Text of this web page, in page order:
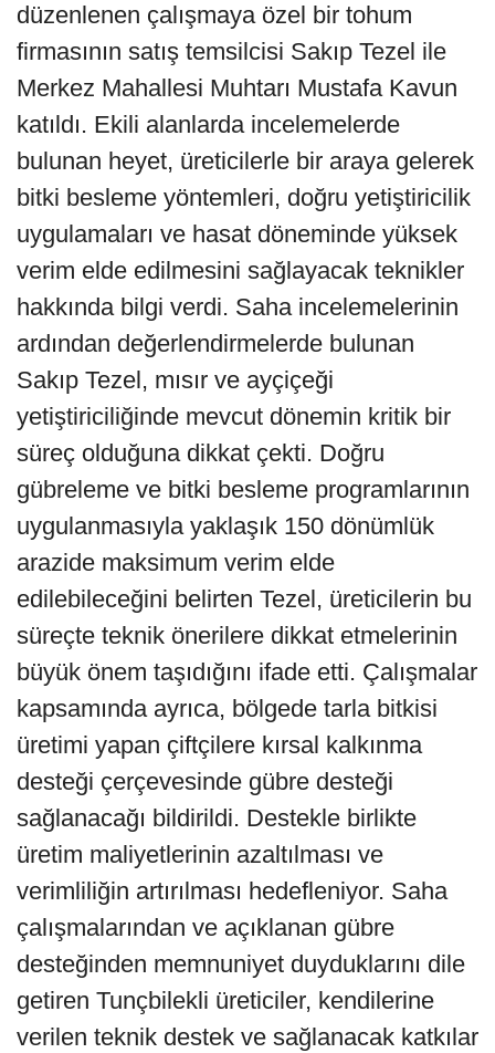
düzenlenen çalışmaya özel bir tohum
firmasının satış temsilcisi Sakıp Tezel ile
Merkez Mahallesi Muhtarı Mustafa Kavun
katıldı. Ekili alanlarda incelemelerde
bulunan heyet, üreticilerle bir araya gelerek
bitki besleme yöntemleri, doğru yetiştiricilik
uygulamaları ve hasat döneminde yüksek
verim elde edilmesini sağlayacak teknikler
hakkında bilgi verdi. Saha incelemelerinin
ardından değerlendirmelerde bulunan
Sakıp Tezel, mısır ve ayçiçeği
yetiştiriciliğinde mevcut dönemin kritik bir
süreç olduğuna dikkat çekti. Doğru
gübreleme ve bitki besleme programlarının
uygulanmasıyla yaklaşık 150 dönümlük
arazide maksimum verim elde
edilebileceğini belirten Tezel, üreticilerin bu
süreçte teknik önerilere dikkat etmelerinin
büyük önem taşıdığını ifade etti. Çalışmalar
kapsamında ayrıca, bölgede tarla bitkisi
üretimi yapan çiftçilere kırsal kalkınma
desteği çerçevesinde gübre desteği
sağlanacağı bildirildi. Destekle birlikte
üretim maliyetlerinin azaltılması ve
verimliliğin artırılması hedefleniyor. Saha
çalışmalarından ve açıklanan gübre
desteğinden memnuniyet duyduklarını dile
getiren Tunçbilekli üreticiler, kendilerine
verilen teknik destek ve sağlanacak katkılar